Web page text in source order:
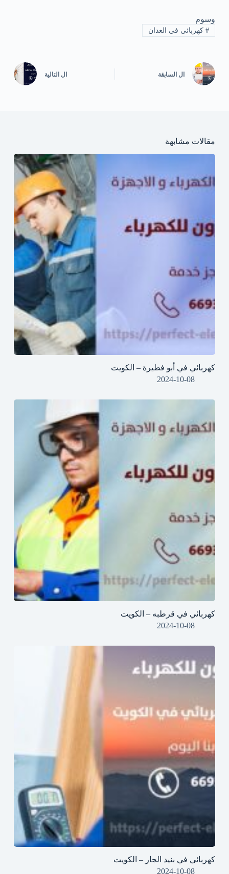
وسوم
#كهربائي في العدان
ال السابقة ال التالية
مقالات مشابهة
كهربائي في أبو فطيرة – الكويت
2024-10-08
كهربائي في قرطبه – الكويت
2024-10-08
كهربائي في بنيد الجار – الكويت
2024-10-08